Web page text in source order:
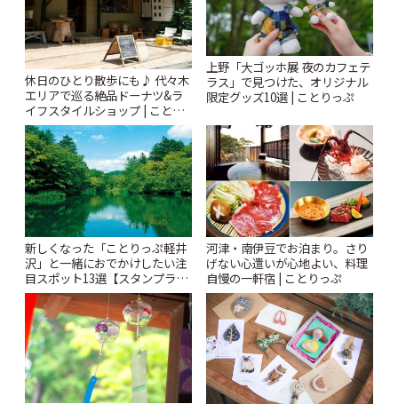
休日のひとり散歩にも♪ 代々木
エリアで巡る絶品ドーナツ&ラ
イフスタイルショップ | ことり
っぷ
上野「大ゴッホ展 夜のカフェテ
ラス」で見つけた、オリジナル
限定グッズ10選 | ことりっぷ
新しくなった「ことりっぷ軽井
沢」と一緒におでかけしたい注
目スポット13選【スタンプラリ
ー開催中】 | ことりっぷ
河津・南伊豆でお泊まり。さり
げない心遣いが心地よい、料理
自慢の一軒宿 | ことりっぷ